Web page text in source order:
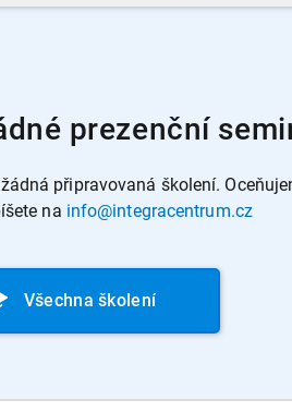
prezenční
připravovaná školení.
na info@integracentrum.cz
Všechna školení